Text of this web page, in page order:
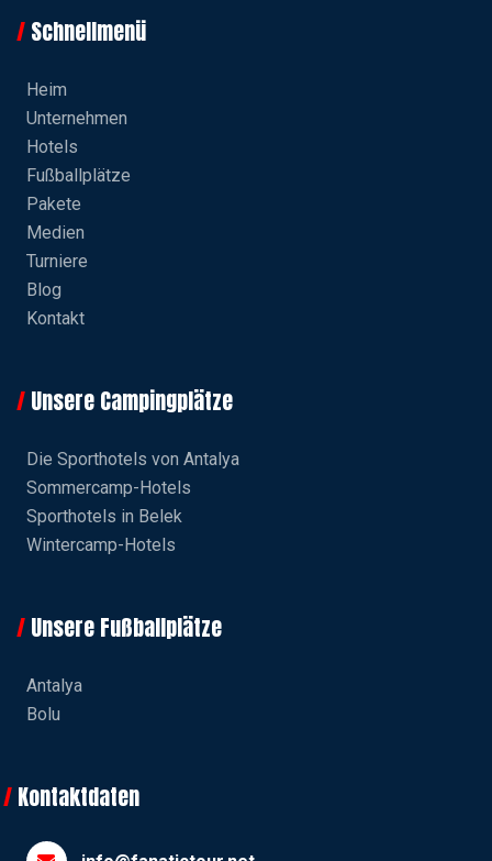
Schnellmenü
Heim
Unternehmen
Hotels
Fußballplätze
Pakete
Medien
Turniere
Blog
Kontakt
Unsere Campingplätze
Die Sporthotels von Antalya
Sommercamp-Hotels
Sporthotels in Belek
Wintercamp-Hotels
Unsere Fußballplätze
Antalya
Bolu
Kontaktdaten